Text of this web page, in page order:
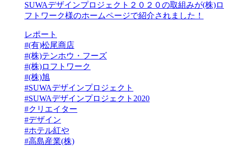
SUWAデザインプロジェクト２０２０の取組みが(株)ロ
フトワーク様のホームページで紹介されました！
レポート
#(有)松尾商店
#(株)テンホウ・フーズ
#(株)ロフトワーク
#(株)旭
#SUWAデザインプロジェクト
#SUWAデザインプロジェクト2020
#クリエイター
#デザイン
#ホテル紅や
#高島産業(株)